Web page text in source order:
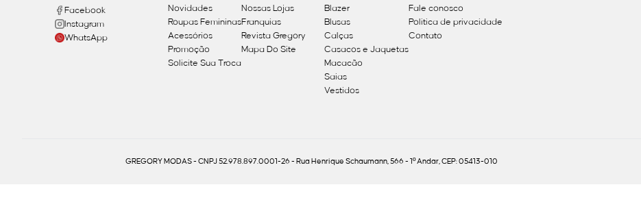
Facebook
Instagram
WhatsApp
Novidades
Roupas Femininas
Acessórios
Promoção
Solicite Sua Troca
Nossas Lojas
Franquias
Revista Gregory
Mapa Do Site
Blazer
Blusas
Calças
Casacos e Jaquetas
Macacão
Saias
Vestidos
Fale conosco
Politica de privacidade
Contato
GREGORY MODAS - CNPJ 52.978.897.0001-26 - Rua Henrique Schaumann, 566 - 1º Andar, CEP: 05413-010